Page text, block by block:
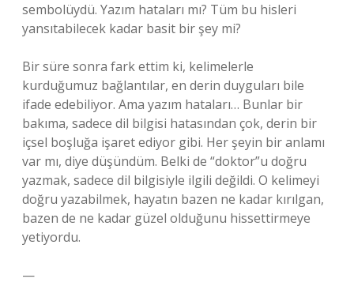
sembolüydü. Yazım hataları mı? Tüm bu hisleri
yansıtabilecek kadar basit bir şey mi?
Bir süre sonra fark ettim ki, kelimelerle
kurduğumuz bağlantılar, en derin duyguları bile
ifade edebiliyor. Ama yazım hataları… Bunlar bir
bakıma, sadece dil bilgisi hatasından çok, derin bir
içsel boşluğa işaret ediyor gibi. Her şeyin bir anlamı
var mı, diye düşündüm. Belki de “doktor”u doğru
yazmak, sadece dil bilgisiyle ilgili değildi. O kelimeyi
doğru yazabilmek, hayatın bazen ne kadar kırılgan,
bazen de ne kadar güzel olduğunu hissettirmeye
yetiyordu.
—